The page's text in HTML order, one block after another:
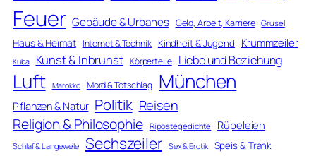
Feuer Gebäude & Urbanes Geld, Arbeit, Karriere Grusel
Haus & Heimat Internet & Technik Kindheit & Jugend Krummzeiler
Kuba Kunst & Inbrunst Körperteile Liebe und Beziehung
Luft Marokko Mord & Totschlag München
Pflanzen & Natur Politik Reisen
Religion & Philosophie Ripostegedichte Rüpeleien
Schlaf & Langeweile Sechszeiler Sex & Erotik Speis & Trank